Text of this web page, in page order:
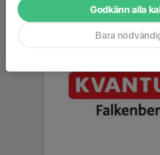
Godkänn alla
Bara